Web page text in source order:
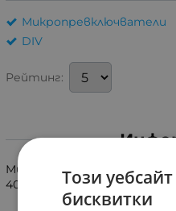
Микропревключватели
DIV
Рейтинг:
Микропревключвател за
40.5mm.
Този
бисквитки